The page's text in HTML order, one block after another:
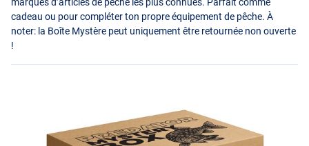
marques d’articles de pêche les plus connues. Parfait comme
cadeau ou pour compléter ton propre équipement de pêche. À
noter: la Boîte Mystère peut uniquement être retournée non ouverte
!